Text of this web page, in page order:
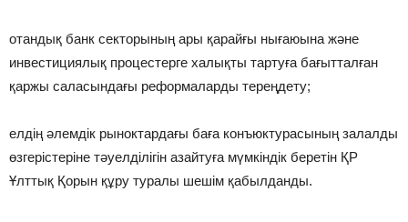
отандық банк секторының ары қарайғы нығаюына және
инвестициялық процестерге халықты тартуға бағытталған
қаржы саласындағы реформаларды тереңдету;
елдің әлемдік рыноктардағы баға конъюктурасының залалды
өзгерістеріне тәуелділігін азайтуға мүмкіндік беретін ҚР
Ұлттық Қорын құру туралы шешім қабылданды.